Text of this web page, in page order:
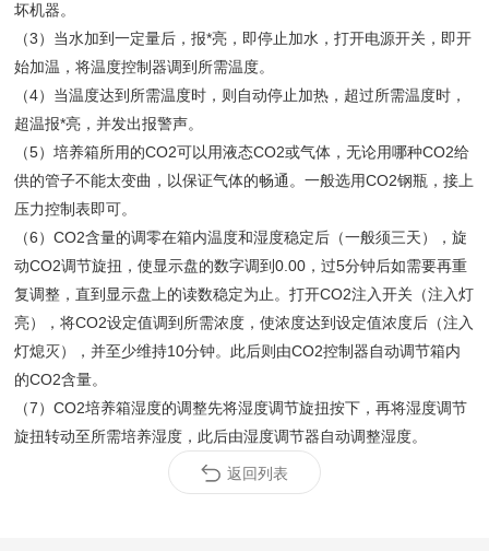
坏机器。
（3）当水加到一定量后，报*亮，即停止加水，打开电源开关，即开
始加温，将温度控制器调到所需温度。
（4）当温度达到所需温度时，则自动停止加热，超过所需温度时，
超温报*亮，并发出报警声。
（5）培养箱所用的CO2可以用液态CO2或气体，无论用哪种CO2给
供的管子不能太变曲，以保证气体的畅通。一般选用CO2钢瓶，接上
压力控制表即可。
（6）CO2含量的调零在箱内温度和湿度稳定后（一般须三天），旋
动CO2调节旋扭，使显示盘的数字调到0.00，过5分钟后如需要再重
复调整，直到显示盘上的读数稳定为止。打开CO2注入开关（注入灯
亮），将CO2设定值调到所需浓度，使浓度达到设定值浓度后（注入
灯熄灭），并至少维持10分钟。此后则由CO2控制器自动调节箱内
的CO2含量。
（7）CO2培养箱湿度的调整先将湿度调节旋扭按下，再将湿度调节
旋扭转动至所需培养湿度，此后由湿度调节器自动调整湿度。
返回列表